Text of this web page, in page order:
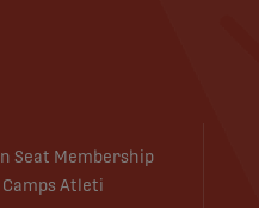
Seat Membership
Camps Atleti